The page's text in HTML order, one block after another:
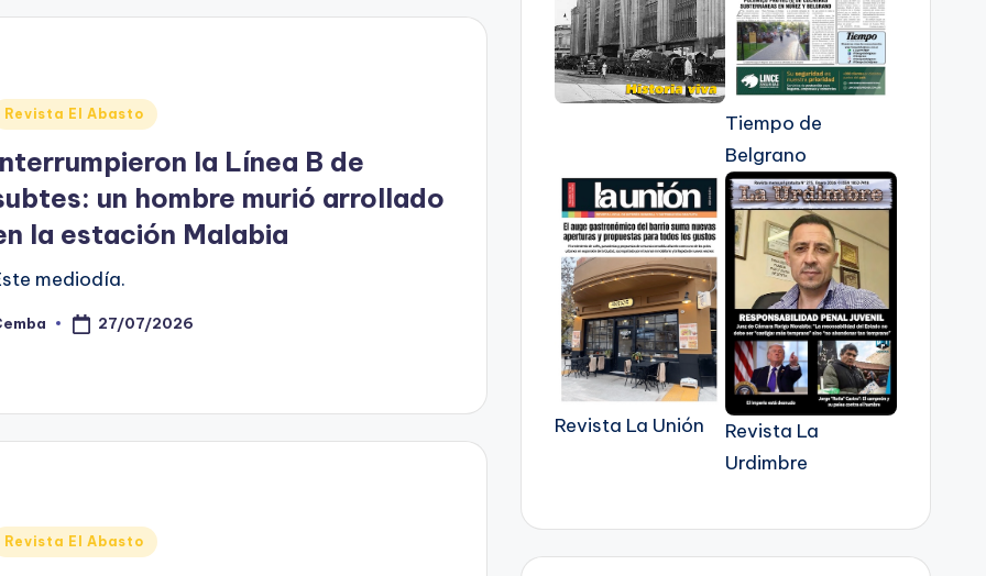
Revista El Abasto
la Línea B de
un hombre murió arrollado
la estación Malabia
mediodía.
27/07/2026
Revista El Abasto
Tiempo de
Belgrano
Revista La Unión
Revista La
Urdimbre